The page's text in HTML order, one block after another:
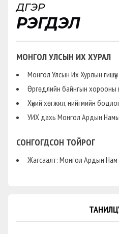
ДҮГЭР
РЭГДЭЛ
МОНГОЛ УЛСЫН ИХ ХУРАЛ
Монгол Улсын Их Хурлын гишүүн
Өргөдлийн байнгын хорооны
Хүний хөгжил, нийгмийн
УИХ дахь Монгол Ардын Намын
СОНГОГДСОН ТОЙРОГ
Жагсаалт: Монгол Ардын Нам